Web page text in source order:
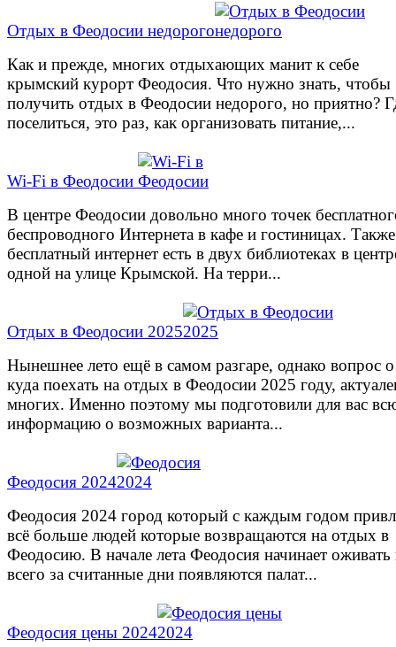
Отдых в Феодосии недорого
Как и прежде, многих отдыхающих манит к себе
крымский курорт Феодосия. Что нужно знать, чтобы
получить отдых в Феодосии недорого, но приятно?
поселиться, это раз, как организовать питание,...
Wi-Fi в Феодосии
В центре Феодосии довольно много точек
беспроводного Интернета в кафе и гостиницах. Также
бесплатный интернет есть в двух библиотеках в
одной на улице Крымской. На терри...
Отдых в Феодосии 2025
Нынешнее лето ещё в самом разгаре, однако вопрос
куда поехать на отдых в Феодосии 2025 году,
многих. Именно поэтому мы подготовили для вас
информацию о возможных варианта...
Феодосия 2024
Феодосия 2024 город который с каждым годом
всё больше людей которые возвращаются на отдых в
Феодосию. В начале лета Феодосия начинает оживать
всего за считанные дни появляются палат...
Феодосия цены 2024